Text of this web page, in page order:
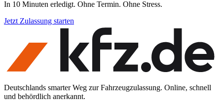
In 10 Minuten erledigt. Ohne Termin. Ohne Stress.
Jetzt Zulassung starten
Deutschlands smarter Weg zur Fahrzeugzulassung. Online, schnell
und behördlich anerkannt.